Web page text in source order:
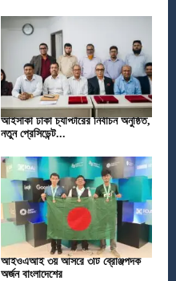
আইসাকা ঢাকা চ্যাপ্টারের নির্বাচন অনুষ্ঠিত,
নতুন প্রেসিডেন্ট...
আইওএআই ৩য় আসরে ৩টি ব্রোঞ্জপদক
অর্জন বাংলাদেশের